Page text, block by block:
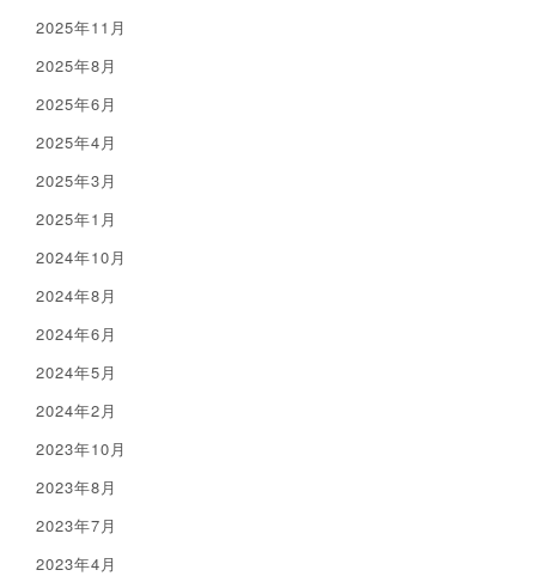
2025年11月
2025年8月
2025年6月
2025年4月
2025年3月
2025年1月
2024年10月
2024年8月
2024年6月
2024年5月
2024年2月
2023年10月
2023年8月
2023年7月
2023年4月